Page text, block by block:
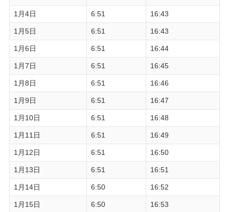
1月4日 6:51 16:43
1月5日 6:51 16:43
1月6日 6:51 16:44
1月7日 6:51 16:45
1月8日 6:51 16:46
1月9日 6:51 16:47
1月10日 6:51 16:48
1月11日 6:51 16:49
1月12日 6:51 16:50
1月13日 6:51 16:51
1月14日 6:50 16:52
1月15日 6:50 16:53